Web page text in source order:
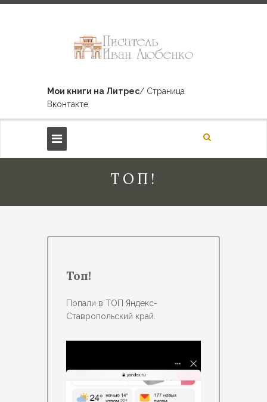
Мои книги на Литрес/ Страница
Вконтакте
ТОП!
Топ!
Попали в ТОП Яндекс-
Ставропольский край.